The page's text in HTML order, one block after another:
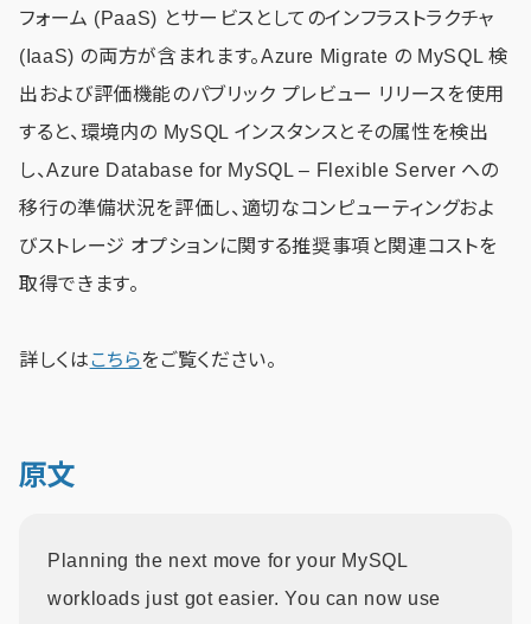
フォーム (PaaS) とサービスとしてのインフラストラクチャ
(IaaS) の両方が含まれます。Azure Migrate の MySQL 検
出および評価機能のパブリック プレビュー リリースを使用
すると、環境内の MySQL インスタンスとその属性を検出
し、Azure Database for MySQL – Flexible Server への
移行の準備状況を評価し、適切なコンピューティングおよ
びストレージ オプションに関する推奨事項と関連コストを
取得できます。
詳しくは こちらをご覧ください。
原文
Planning the next move for your MySQL
workloads just got easier. You can now use